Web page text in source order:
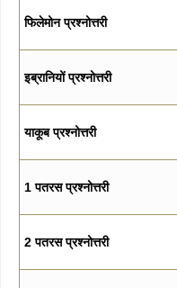
फिलेमोन प्रश्नोत्तरी
इब्रानियों प्रश्नोत्तरी
याकूब प्रश्नोत्तरी
1 पतरस प्रश्नोत्तरी
2 पतरस प्रश्नोत्तरी